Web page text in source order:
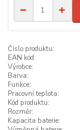
Číslo produktu:
EAN kód:
Výrobce:
Barva:
Funkce:
Pracovní teplota:
Kód produktu:
Rozměr:
Kapacita baterie: